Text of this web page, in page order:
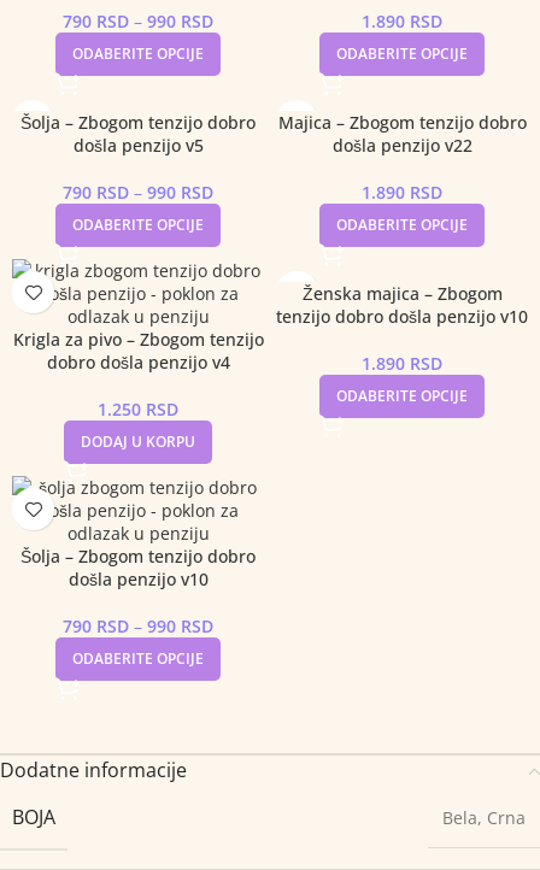
790 RSD – 990 RSD
ODABERITE OPCIJE
1.890 RSD
ODABERITE OPCIJE
Šolja – Zbogom tenzijo dobro
došla penzijo v5
790 RSD – 990 RSD
ODABERITE OPCIJE
Majica – Zbogom tenzijo dobro
došla penzijo v22
1.890 RSD
ODABERITE OPCIJE
Krigla za pivo – Zbogom tenzijo
dobro došla penzijo v4
1.250 RSD
DODAJ U KORPU
Ženska majica – Zbogom
tenzijo dobro došla penzijo v10
1.890 RSD
ODABERITE OPCIJE
Šolja – Zbogom tenzijo dobro
došla penzijo v10
790 RSD – 990 RSD
ODABERITE OPCIJE
Dodatne informacije
BOJA
Bela, Crna